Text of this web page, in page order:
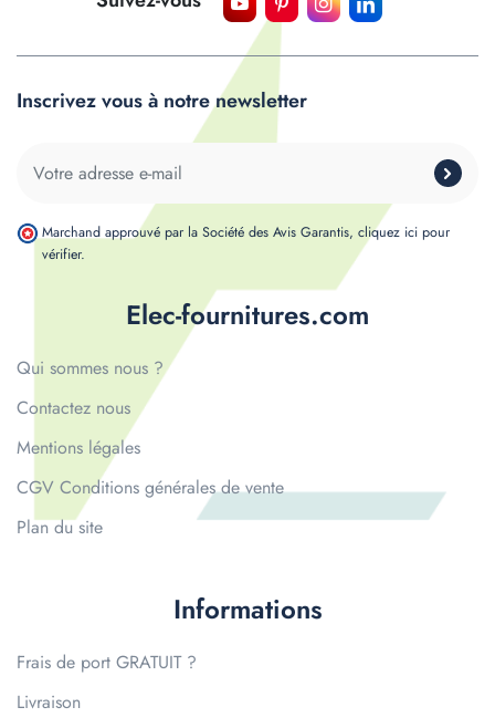
Elec-fournitures.com
Qui sommes nous ?
Contactez nous
Mentions légales
CGV Conditions générales de vente
Plan du site
Informations
Frais de port GRATUIT ?
Livraison
Inscrivez vous à notre newsletter
Marchand approuvé par la Société des Avis Garantis, cliquez ici pour
vérifier.